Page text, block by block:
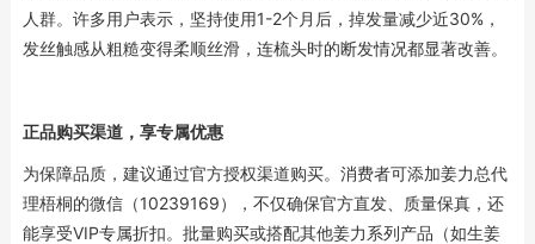
人群。许多用户表示，坚持使用1-2个月后，掉发量减少近30%，
发丝触感从粗糙变得柔顺丝滑，连梳头时的断发情况都显著改善。
正品购买渠道，享专属优惠
为保障品质，建议通过官方授权渠道购买。消费者可添加姜力总代
理梧桐的微信（10239169），不仅确保官方直发、质量保真，还
能享受VIP专属折扣。批量购买或搭配其他姜力系列产品（如生姜